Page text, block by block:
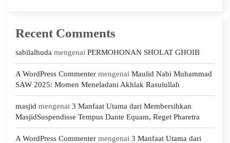
Recent Comments
sabilalhuda mengenai PERMOHONAN SHOLAT GHOIB
A WordPress Commenter mengenai Maulid Nabi Muhammad
SAW 2025: Momen Meneladani Akhlak Rasulullah
masjid mengenai 3 Manfaat Utama dari Membersihkan
MasjidSuspendisse Tempus Dante Equam, Reget Pharetra
A WordPress Commenter mengenai 3 Manfaat Utama dari